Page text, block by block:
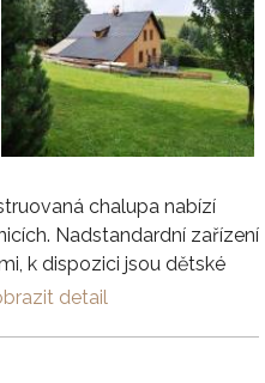
chalupa nabízí
Nadstandardní zařízení
k dispozici jsou dětské
detail